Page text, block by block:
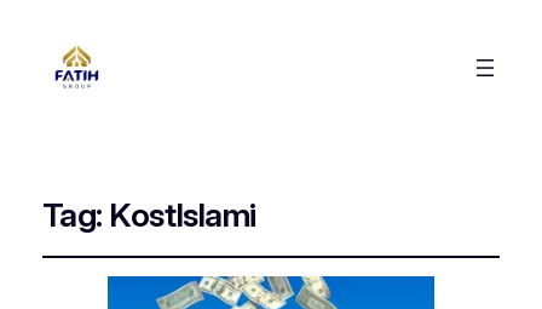
Tag: KostIslami